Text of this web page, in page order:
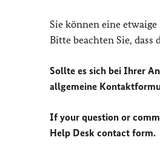
Sie können eine
Bitte beachten Sie,
Sollte es sich bei Ihrer
allgemeine
If your question or
Help Desk contact form.